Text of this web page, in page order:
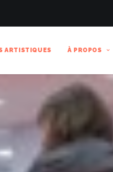
ARTISTIQUES À PROPOS